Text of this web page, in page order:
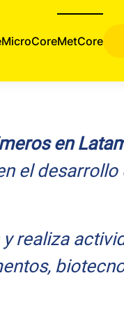
MicroCoreMetCore
en
el desarrollo
realiza